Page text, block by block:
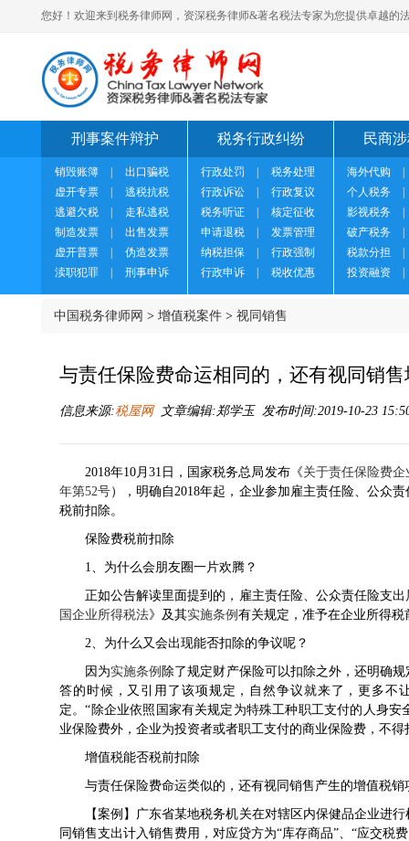
您好！欢迎来到税务律师网，资深税务律师&著名税法专家为您提供卓越的
刑事案件辩护
销毁账簿
出口骗税
虚开专票
逃税抗税
逃避欠税
走私逃税
制造发票
出售发票
虚开普票
伪造发票
渎职犯罪
刑事申诉
税务行政纠纷
行政处罚
税务处理
行政诉讼
行政复议
税务听证
核定征收
申请退税
发票管理
纳税担保
行政强制
行政申诉
税收优惠
民商
海外代购
个人税务
影视税务
破产税务
税款分担
投资融资
中国税务律师网 > 增值税案件 > 视同销售
与责任保险费命运相同的，还有视同销
信息来源:税屋网文章编辑:郑学玉 发布时间:2019-10-23
2018年10月31日，国家税务总局发布《关于责任保险费
年第52号），明确自2018年起，企业参加雇主责任险、公众
税前扣除。
保险费税前扣除
1、为什么会朋友圈一片欢腾？
正如公告解读里面提到的，雇主责任险、公众责任险支出
国企业所得税法》及其实施条例 有关规定，准予在企业所得税
2、为什么又会出现能否扣除的争议呢？
因为实施条例 除了规定财产保险可以扣除之外，还明确
答的时候，又引用了该项规定，自然争议就来了，更多不
定。“除企业依照国家有关规定为特殊工种职工支付的人身
业保险费外，企业为投资者或者职工支付的商业保险费，不得
增值税能否税前扣除
与责任保险费命运类似的，还有视同销售产生的增值税销
【案例】广东省某地税务机关在对辖区内保健品企业进行
同销售支出计入销售费用，对应贷方为“库存商品”、“应交